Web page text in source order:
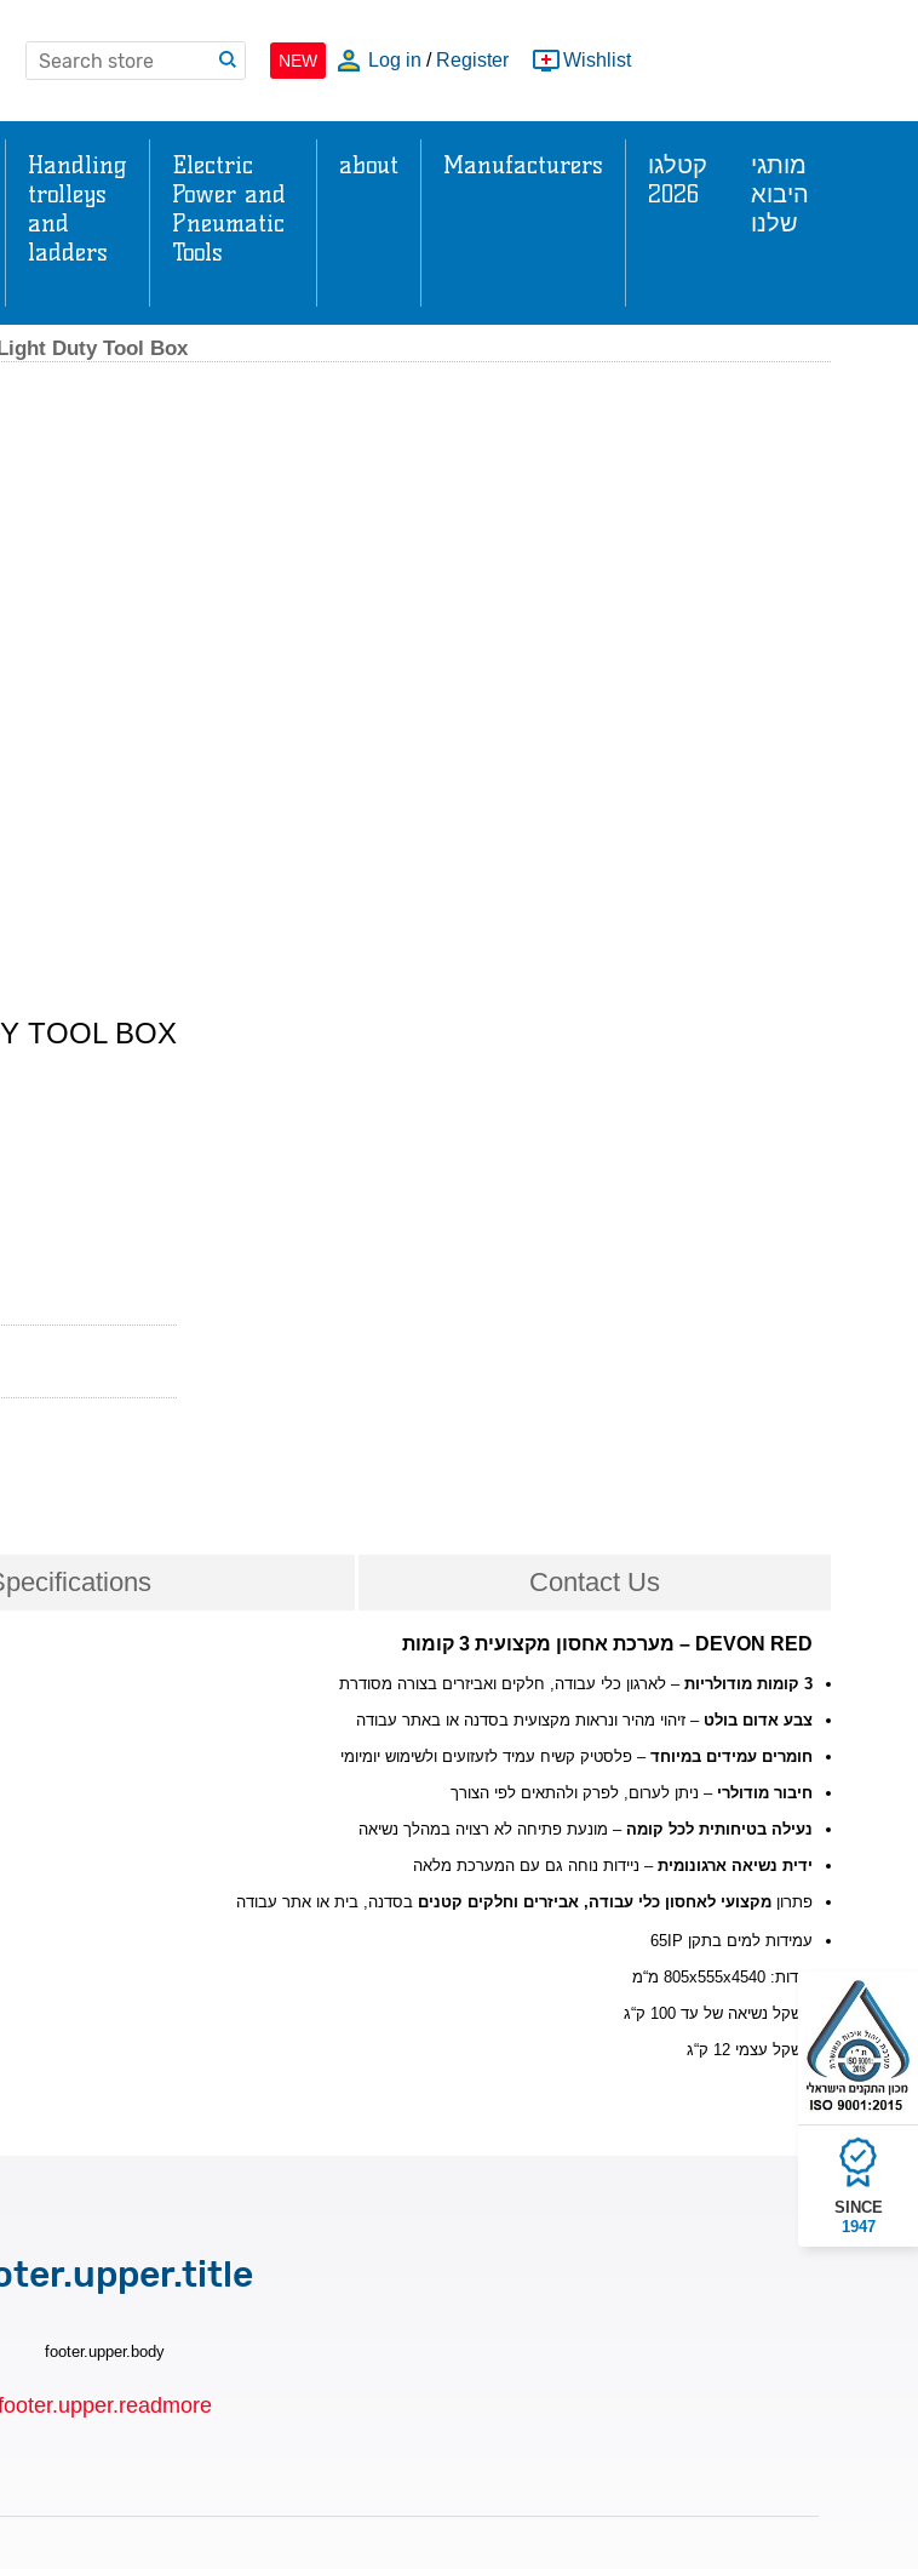
NEW Log in / Register Wishlist
Handling
trolleys
and
ladders
Electric
Power and
Pneumatic
Tools
about Manufacturers
קטלגו
2026
מותגי
היבוא
שלנו
Duty Tool Box
TOOL BOX
Contact Us
DEVON RED – מערכת אחסון מקצועית 3 קומות
3 קומות מודולריות
– לארגון כלי עבודה, חלקים ואביזרים בצורה מסודרת
צבע אדום בולט – זיהוי מהיר ונראות מקצועית בסדנה או באתר עבודה
חומרים עמידים במיוחד – פלסטיק קשיח עמיד לזעזועים ולשימוש יומיומי
חיבור מודולרי – ניתן לערום, לפרק ולהתאים לפי הצורך
נעילה בטיחותית לכל קומה – מונעת פתיחה לא רצויה במהלך נשיאה
ידית נשיאה ארגונומית – ניידות נוחה גם עם המערכת מלאה
פתרון מקצועי לאחסון כלי עבודה, אביזרים וחלקים קטנים בסדנה, בית או אתר עבודה
עמידות למים בתקן 65IP
מידות: 805x555x4540 מ“מ
משקל נשיאה של עד 100 ק“ג
משקל עצמי 12 ק“ג
SINCE
1947
footer.upper.body